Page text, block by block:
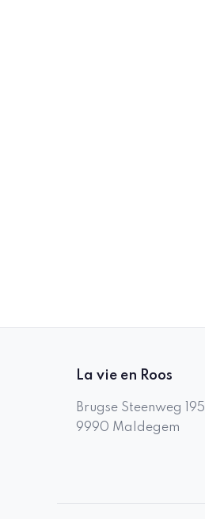
La vie en Roos
Brugse Steenweg 195
9990 Maldegem